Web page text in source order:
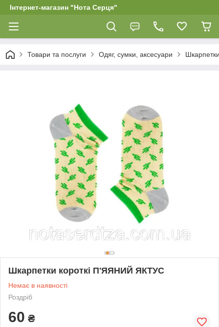
Інтернет-магазин "Нота Серця"
Товари та послуги Одяг, сумки, аксесуари
Шкарпетки короткі П'ЯЯНИЙ ЯКТУС
Немає в наявності
Роздріб
60 ₴